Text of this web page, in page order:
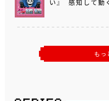
い』 感知して動
もっ